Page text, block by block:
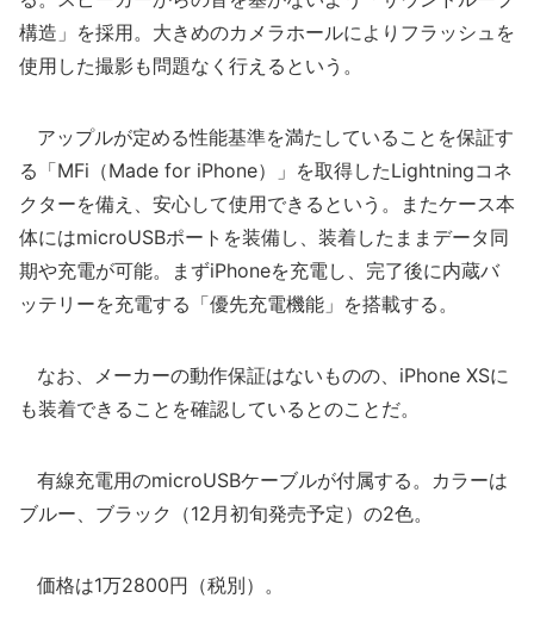
構造」を採用。大きめのカメラホールによりフラッシュを
使用した撮影も問題なく行えるという。
アップルが定める性能基準を満たしていることを保証す
る「MFi（Made for iPhone）」を取得したLightningコネ
クターを備え、安心して使用できるという。またケース本
体にはmicroUSBポートを装備し、装着したままデータ同
期や充電が可能。まずiPhoneを充電し、完了後に内蔵バ
ッテリーを充電する「優先充電機能」を搭載する。
なお、メーカーの動作保証はないものの、iPhone XSに
も装着できることを確認しているとのことだ。
有線充電用のmicroUSBケーブルが付属する。カラーは
ブルー、ブラック（12月初旬発売予定）の2色。
価格は1万2800円（税別）。